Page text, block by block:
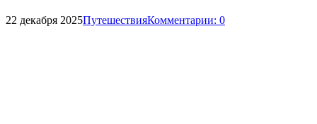
22 декабря 2025ПутешествияКомментарии: 0